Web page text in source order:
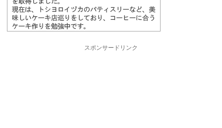
スポンサードリンク